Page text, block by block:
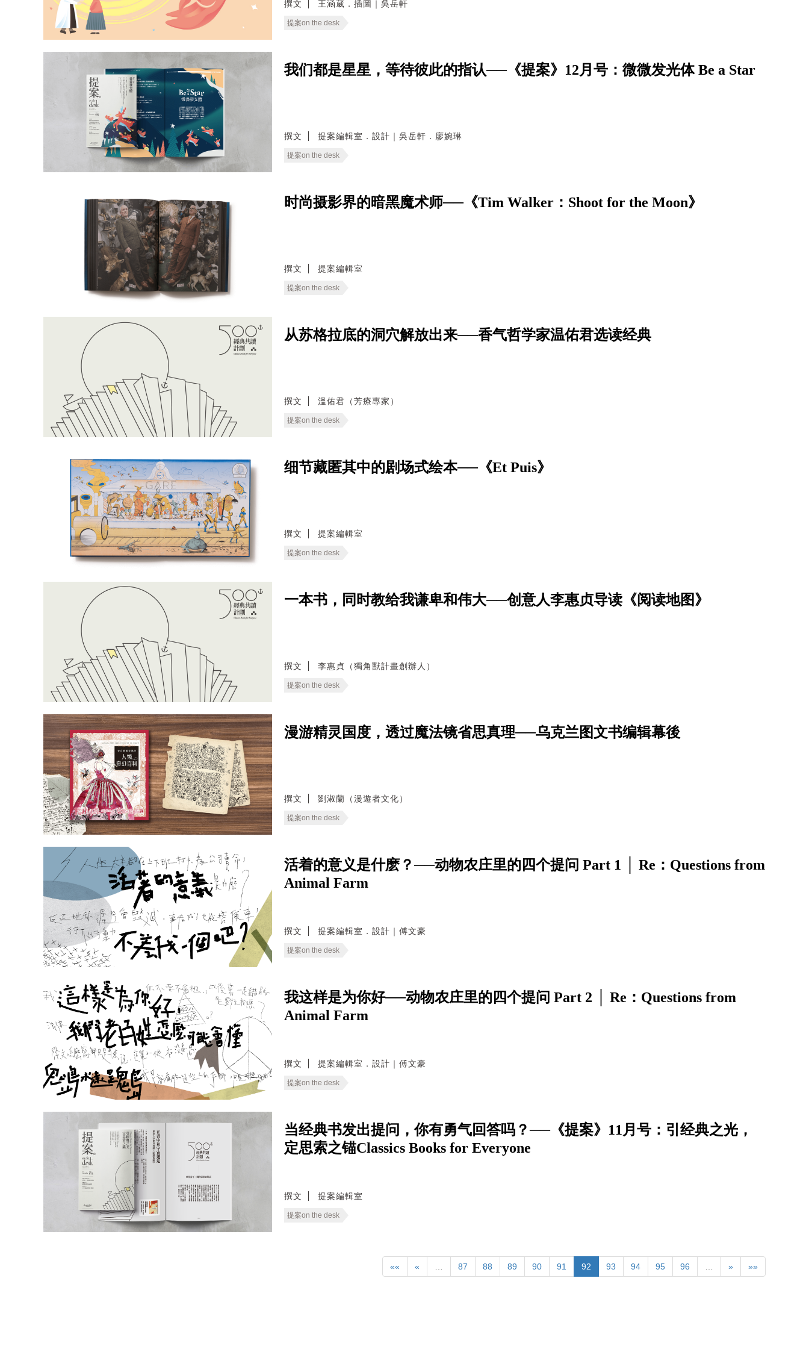
撰文 王涵葳．插圖｜吳岳軒
提案on the desk
我们都是星星，等待彼此的指认──《提案》12月号：微微发光体 Be a Star
撰文 提案編輯室．設計｜吳岳軒．廖婉琳
提案on the desk
时尚摄影界的暗黑魔术师──《Tim Walker：Shoot for the Moon》
撰文 提案編輯室
提案on the desk
从苏格拉底的洞穴解放出来──香气哲学家温佑君选读经典
撰文 溫佑君（芳療專家）
提案on the desk
细节藏匿其中的剧场式绘本──《Et Puis》
撰文 提案編輯室
提案on the desk
一本书，同时教给我谦卑和伟大──创意人李惠贞导读《阅读地图》
撰文 李惠貞（獨角獸計畫創辦人）
提案on the desk
漫游精灵国度，透过魔法镜省思真理──乌克兰图文书编辑幕後
撰文 劉淑蘭（漫遊者文化）
提案on the desk
活着的意义是什麽？──动物农庄里的四个提问 Part 1 │ Re：Questions from
Animal Farm
撰文 提案編輯室．設計｜傅文豪
提案on the desk
我这样是为你好──动物农庄里的四个提问 Part 2 │ Re：Questions from
Animal Farm
撰文 提案編輯室．設計｜傅文豪
提案on the desk
当经典书发出提问，你有勇气回答吗？──《提案》11月号：引经典之光，
定思索之锚Classics Books for Everyone
撰文 提案編輯室
提案on the desk
«« « … 87 88 89 90 91 92 93 94 95 96 … » »»